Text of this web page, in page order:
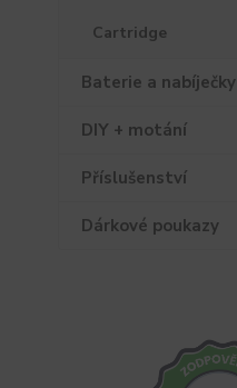
Cartridge
Baterie a nabíječky
DIY + motání
Příslušenství
Dárkové poukazy